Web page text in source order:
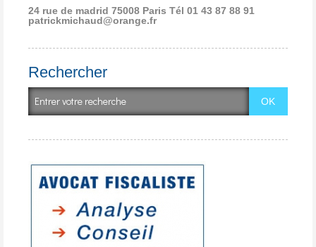
24 rue de madrid 75008 Paris Tél 01 43 87 88 91
patrickmichaud@orange.fr
Rechercher